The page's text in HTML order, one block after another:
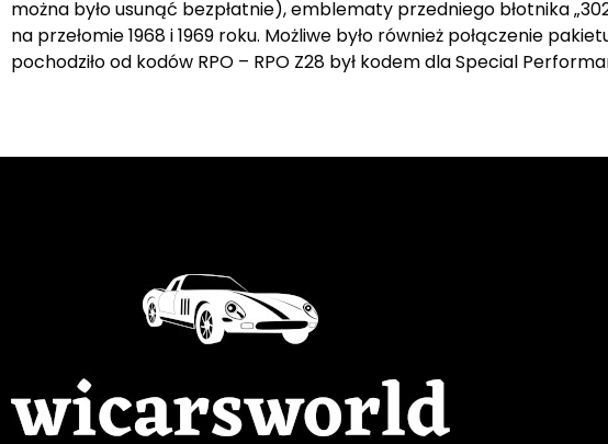
można było usunąć bezpłatnie), emblematy przedniego błotnika
na przełomie 1968 i 1969 roku. Możliwe było również połączenie
pochodziło od kodów RPO – RPO Z28 był kodem dla Special